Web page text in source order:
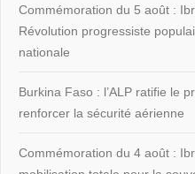
Commémoration du 5 août :
Révolution progressiste
nationale
Burkina Faso : l’ALP ratifie le
renforcer la sécurité aérienne
Commémoration du 4 août :